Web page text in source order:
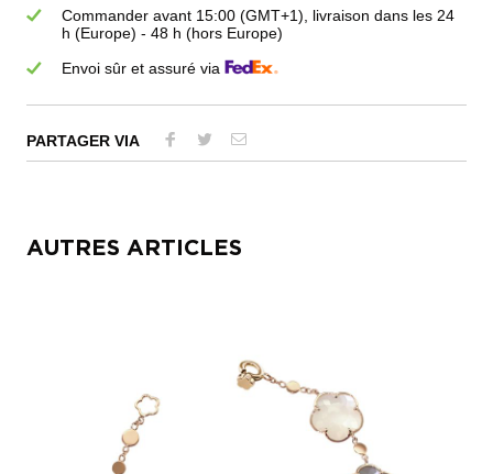
Commander avant 15:00 (GMT+1), livraison dans les 24
h (Europe) - 48 h (hors Europe)
Envoi sûr et assuré via
PARTAGER VIA
AUTRES ARTICLES